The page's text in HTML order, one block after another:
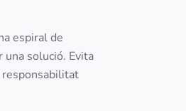
espiral de
solució. Evita
responsabilitat